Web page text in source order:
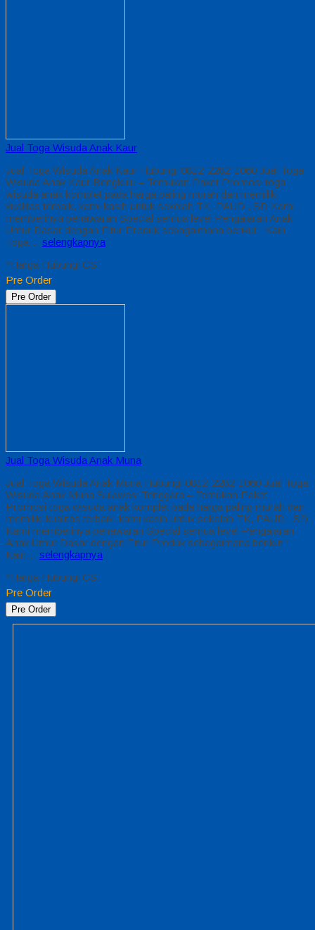
Jual Toga Wisuda Anak Kaur
Jual Toga Wisuda Anak Kaur Hubungi 0812-2282-1060 Jual Toga
Wisuda Anak Kaur Bengkulu – Temukan Paket Promosi toga
wisuda anak komplet pada harga paling murah dan memiliki
kualitas terbaik, kami kasih untuk sekolah TK, PAUD , SD Kami
memberinya penawaran Special semua level Pengajaran Anak
Umur Dasar dengan Fitur Produk sebagaimana berikut : Kain
Toga… selengkapnya
*Harga Hubungi CS
Pre Order
Pre Order
Jual Toga Wisuda Anak Muna
Jual Toga Wisuda Anak Muna Hubungi 0812-2282-1060 Jual Toga
Wisuda Anak Muna Sulawesi Tenggara – Temukan Paket
Promosi toga wisuda anak komplet pada harga paling murah dan
memiliki kualitas terbaik, kami kasih untuk sekolah TK, PAUD , SD
Kami memberinya penawaran Special semua level Pengajaran
Anak Umur Dasar dengan Fitur Produk sebagaimana berikut :
Kain… selengkapnya
*Harga Hubungi CS
Pre Order
Pre Order